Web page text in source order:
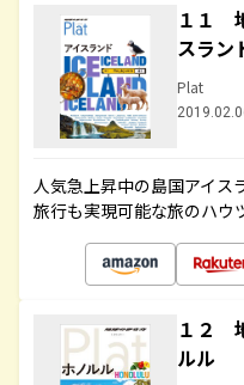
１１
スラン
Plat
人気急上昇中の島国アイス
旅行も実現可能な旅のハウ
１２
ルル